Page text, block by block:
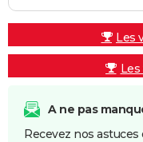
Les
A ne pas
Recevez nos